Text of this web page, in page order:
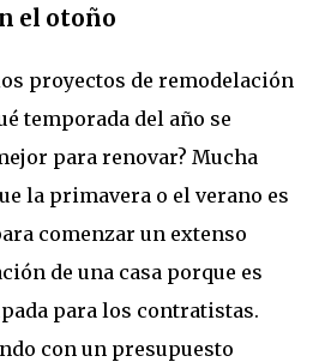
el otoño
proyectos de remodelación
temporada del año se
para renovar? Mucha
la primavera o el verano es
comenzar un extenso
de una casa porque es
para los contratistas.
con un presupuesto